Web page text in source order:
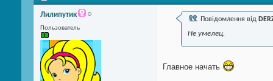
Лилипутик
Пользователь
Повідомлення від
Не умелец.
Главное начать